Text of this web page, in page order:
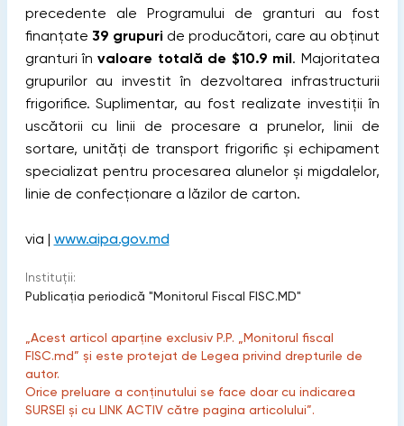
precedente ale Programului de granturi au fost
finanțate 39 grupuri de producători, care au obținut
granturi învaloare totală de $10.9 mil. Majoritatea
grupurilor au investit în dezvoltarea infrastructurii
frigorifice. Suplimentar, au fost realizate investiţii în
uscătorii cu linii de procesare a prunelor, linii de
sortare, unităţi de transport frigorific şi echipament
specializat pentru procesarea alunelor şi migdalelor,
linie de confecționare a lăzilor de carton.
via | www.aipa.gov.md
Instituții:
Publicaţia periodică "Monitorul Fiscal FISC.MD"
„Acest articol aparține exclusiv P.P. „Monitorul fiscal
FISC.md” și este protejat de Legea privind drepturile de
autor.
Orice preluare a conținutului se face doar cu indicarea
SURSEI și cu LINK ACTIV către pagina articolului”.